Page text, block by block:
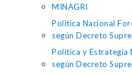
MINAGRI
Política Nacional
según Decreto
Política y Estrategia
según Decreto